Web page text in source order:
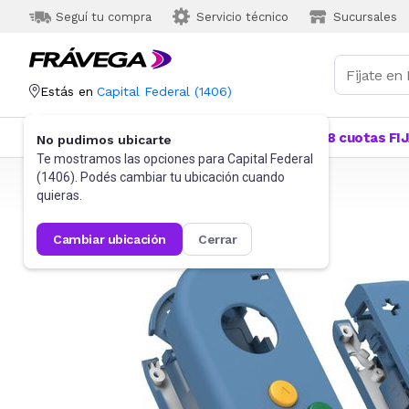
Seguí tu compra Servicio técnico Sucursales
Estás en Capital Federal (1406)
No pudimos ubicarte
Te mostramos las opciones para Capital Federal
(1406). Podés cambiar tu ubicación cuando
quieras.
cambiar ubicación cerrar
Categorías Más Vendidos 18 cuotas
Frávega Videojuegos Accesorios